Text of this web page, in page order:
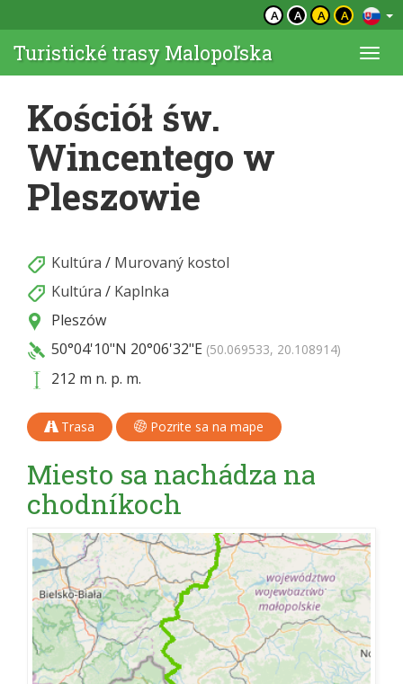
A A A A
Turistické trasy Malopoľska
Kościół św.
Wincentego w
Pleszowie
Kultúra / Murovaný kostol
Kultúra / Kaplnka
Pleszów
50°04'10"N 20°06'32"E (50.069533, 20.108914)
212 m n. p. m.
Trasa Pozrite sa na mape
Miesto sa nachádza na
chodníkoch